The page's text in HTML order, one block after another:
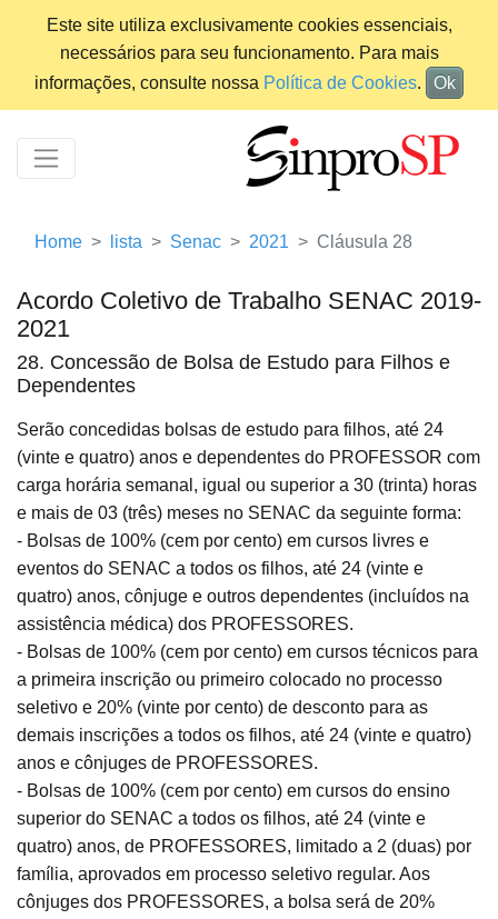
Este site utiliza exclusivamente cookies essenciais,
necessários para seu funcionamento. Para mais
informações, consulte nossa Política de Cookies. Ok
Home lista Senac 2021 Cláusula 28
Acordo Coletivo de Trabalho SENAC 2019-
2021
28. Concessão de Bolsa de Estudo para Filhos e
Dependentes
Serão concedidas bolsas de estudo para filhos, até 24
(vinte e quatro) anos e dependentes do PROFESSOR com
carga horária semanal, igual ou superior a 30 (trinta) horas
e mais de 03 (três) meses no SENAC da seguinte forma:
- Bolsas de 100% (cem por cento) em cursos livres e
eventos do SENAC a todos os filhos, até 24 (vinte e
quatro) anos, cônjuge e outros dependentes (incluídos na
assistência médica) dos PROFESSORES.
- Bolsas de 100% (cem por cento) em cursos técnicos para
a primeira inscrição ou primeiro colocado no processo
seletivo e 20% (vinte por cento) de desconto para as
demais inscrições a todos os filhos, até 24 (vinte e quatro)
anos e cônjuges de PROFESSORES.
- Bolsas de 100% (cem por cento) em cursos do ensino
superior do SENAC a todos os filhos, até 24 (vinte e
quatro) anos, de PROFESSORES, limitado a 2 (duas) por
família, aprovados em processo seletivo regular. Aos
cônjuges dos PROFESSORES, a bolsa será de 20%